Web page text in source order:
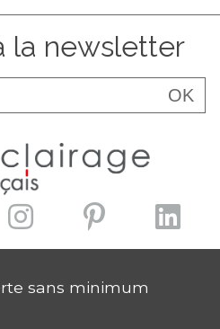
la newsletter
OK
sans minimum